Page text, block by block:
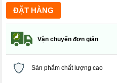
Vận chuyển đơn giản
Sản phẩm chất lượng cao